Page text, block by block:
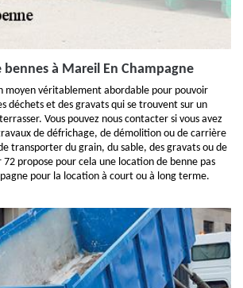
à Mareil En Champagne
moyen véritablement abordable pour pouvoir
déchets et des gravats qui se trouvent sur un
Vous pouvez nous contacter si vous avez
de défrichage, de démolition ou de carrière
transporter du grain, du sable, des gravats ou de
propose pour cela une location de benne pas
pour la location à court ou à long terme.